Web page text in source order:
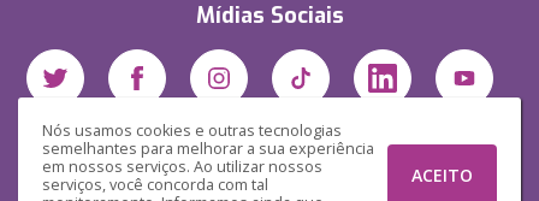
Nós usamos cookies e outras tecnologias
semelhantes para melhorar a sua experiência
em nossos serviços. Ao utilizar nossos
serviços, você concorda com tal
ACEITO
Mídias Sociais